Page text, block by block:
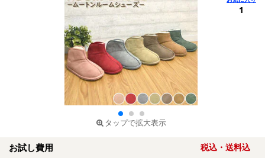
タップで拡大表示
1
お試し費用 税込・送料込